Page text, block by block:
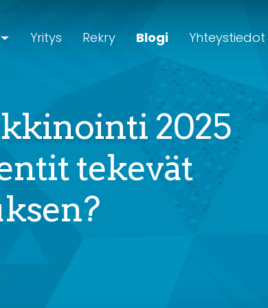
Yritys Rekry Blogi Yhteystiedot
2025
tekevät